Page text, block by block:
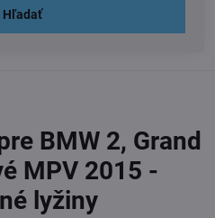
Hľadať
BMW 2, Grand
MPV 2015 -
lyžiny